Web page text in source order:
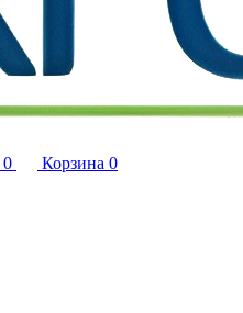
0 Корзина 0